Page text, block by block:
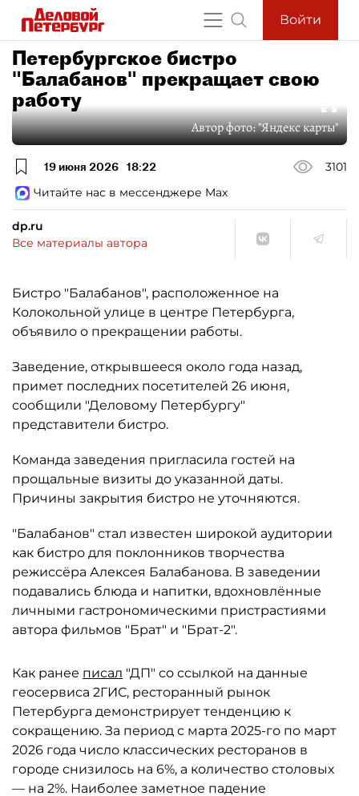
Войти
Петербургское бистро
"Балабанов" прекращает свою
работу
Автор фото:"Яндекс карты"
19 июня 2026 18:22
3101
Читайте нас в мессенджере Max
dp.ru
Все материалы автора
Бистро "Балабанов", расположенное на
Колокольной улице в центре Петербурга,
объявило о прекращении работы.
Заведение, открывшееся около года назад,
примет последних посетителей 26 июня,
сообщили "Деловому Петербургу"
представители бистро.
Команда заведения пригласила гостей на
прощальные визиты до указанной даты.
Причины закрытия бистро не уточняются.
"Балабанов" стал известен широкой аудитории
как бистро для поклонников творчества
режиссёра Алексея Балабанова. В заведении
подавались блюда и напитки, вдохновлённые
личными гастрономическими пристрастиями
автора фильмов "Брат" и "Брат-2".
Как ранее писал "ДП" со ссылкой на данные
геосервиса 2ГИС, ресторанный рынок
Петербурга демонстрирует тенденцию к
сокращению. За период с марта 2025-го по март
2026 года число классических ресторанов в
городе снизилось на 6%, а количество столовых
— на 2%. Наиболее заметное падение